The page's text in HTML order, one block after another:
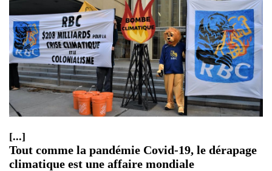
[...]
Tout comme la pandémie Covid-19, le dérapage
climatique est une affaire mondiale